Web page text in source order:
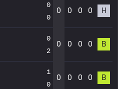
0
0
0 0 0 0 Н
0
2
0 0 0 0 В
1
0
0 0 0 0 В